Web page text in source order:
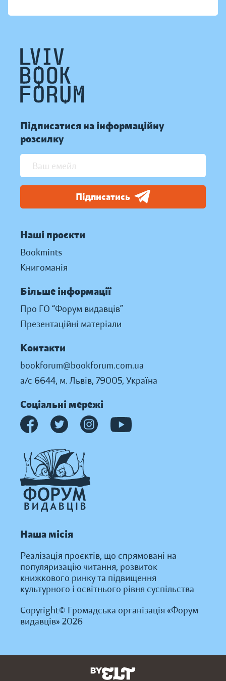
Підписатися на інформаційну
розсилку
Підписатись
Наші проєкти
Bookmints
Книгоманія
Більше інформації
Про ГО “Форум видавців”
Презентаційні матеріали
Контакти
bookforum@bookforum.com.ua
а/с 6644, м. Львів, 79005, Україна
Соціальні мережі
Наша місія
Реалізація проєктів, що спрямовані на
популяризацію читання, розвиток
книжкового ринку та підвищення
культурного і освітнього рівня суспільства
Copyright© Громадська організація «Форум
видавців» 2026